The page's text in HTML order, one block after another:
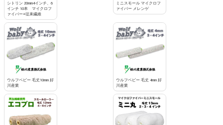
シトリン 20mm4インチ、6
インチ 10本 マイクロフ
ァイバー+従来繊維
ミニスモール マイクロフ
ァイバー メレンゲ
ウルフベビー 毛丈10mm 好
川産業
ウルフベビー 毛丈 4mm 好
川産業